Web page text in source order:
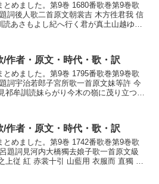
めました。第9巻 1680番歌巻第9巻歌
詞後人歌二首原文朝裳吉 木方徃君我 信
あさもよし紀へ行く君が真土山越ゆら
作者・原文・時代・歌・訳
めました。第9巻 1795番歌巻第9巻歌
詞宇治若郎子宮所歌一首原文妹等許 今
祁牟訓読妹らがり今木の嶺に茂り立つ嬬
作者・原文・時代・歌・訳
めました。第9巻 1742番歌巻第9巻歌
題詞見河内大橋獨去娘子歌一首原文級
上従 紅 赤裳十引 山藍用 衣服而 直獨 伊